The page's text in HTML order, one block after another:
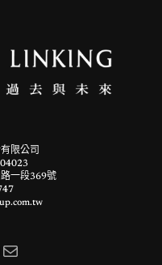
限公司
一段369號
電子郵件